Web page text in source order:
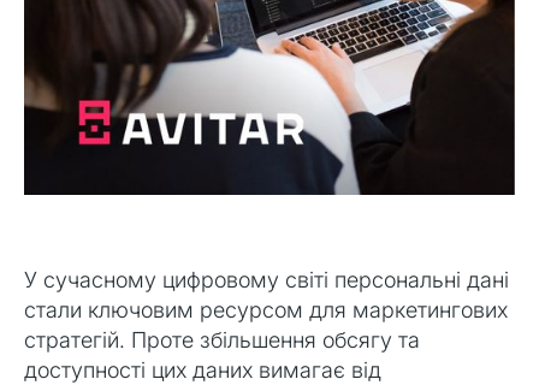
У сучасному цифровому світі персональні дані
стали ключовим ресурсом для маркетингових
стратегій. Проте збільшення обсягу та
доступності цих даних вимагає від